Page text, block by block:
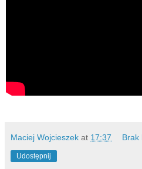
Maciej Wojcieszek at 17:37 Brak
Udostępnij